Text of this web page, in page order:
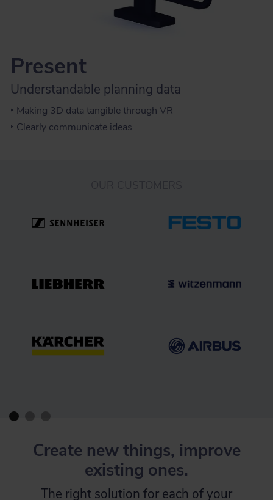
Present
Understandable planning data
‣ Making 3D data tangible through VR
‣ Clearly communicate ideas
Create new things, improve
existing ones.
The right solution for each of your